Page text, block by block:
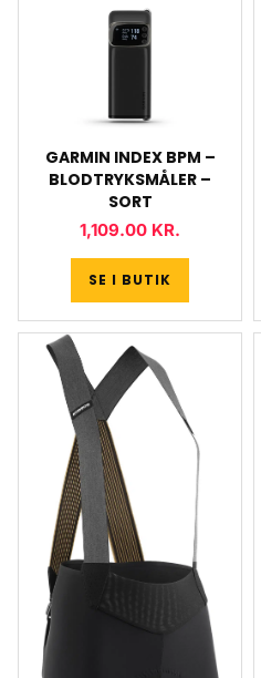
GARMIN INDEX BPM –
BLODTRYKSMÅLER –
SORT
1,109.00 KR.
SE I BUTIK